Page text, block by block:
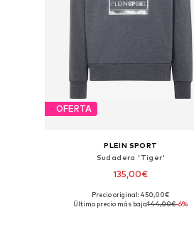
OFERTA
PLEIN SPORT
Sudadera 'Tiger'
135,00€
Tallas disponibles: S, M, L, XL, XXXL
Precio original: 450,00€
Último precio más bajo:144,00€-6%